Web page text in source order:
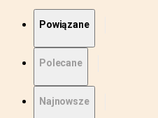
Powiązane
Polecane
Najnowsze